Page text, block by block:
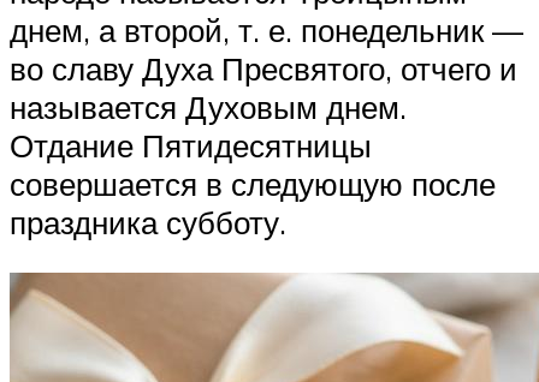
днем, а второй, т. е. понедельник —
во славу Духа Пресвятого, отчего и
называется Духовым днем.
Отдание Пятидесятницы
совершается в следующую после
праздника субботу.